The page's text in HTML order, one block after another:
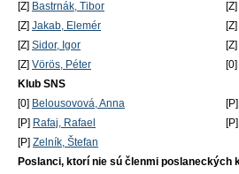
[Z] Bastrnák, Tibor [Z]
[Z] Jakab, Elemér [Z]
[Z] Sidor, Igor [Z]
[Z] Vörös, Péter [0]
Klub SNS
[0] Belousovová, Anna [P]
[P] Rafaj, Rafael [P]
[P] Zelník, Štefan
Poslanci, ktorí nie sú členmi poslaneckých